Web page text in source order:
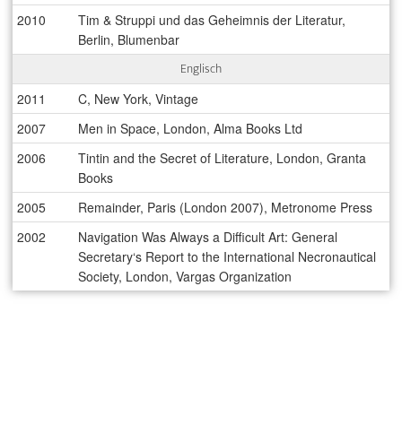
2010
Tim & Struppi und das Geheimnis der Literatur,
Berlin, Blumenbar
Englisch
2011
C, New York, Vintage
2007
Men in Space, London, Alma Books Ltd
2006
Tintin and the Secret of Literature, London, Granta
Books
2005
Remainder, Paris (London 2007), Metronome Press
2002
Navigation Was Always a Difficult Art: General
Secretary‘s Report to the International Necronautical
Society, London, Vargas Organization